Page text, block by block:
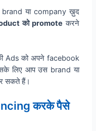
या company ख़ुद
को promote करने
Ads को अपने facebook
लिए आप उस brand या
सकते हैं।
करके पैसे